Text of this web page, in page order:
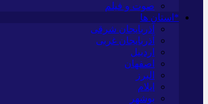
صوت و فیلم
*استان ها
آذربایجان شرقی
آذربایجان غربی
اردبیل
اصفهان
البرز
ایلام
بوشهر